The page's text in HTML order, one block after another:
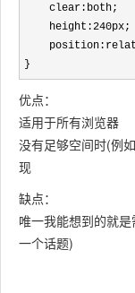
}
优点：
适用于所有浏览器
没有足够空间时(例
现
缺点：
唯一我能想到的就
一个话题)